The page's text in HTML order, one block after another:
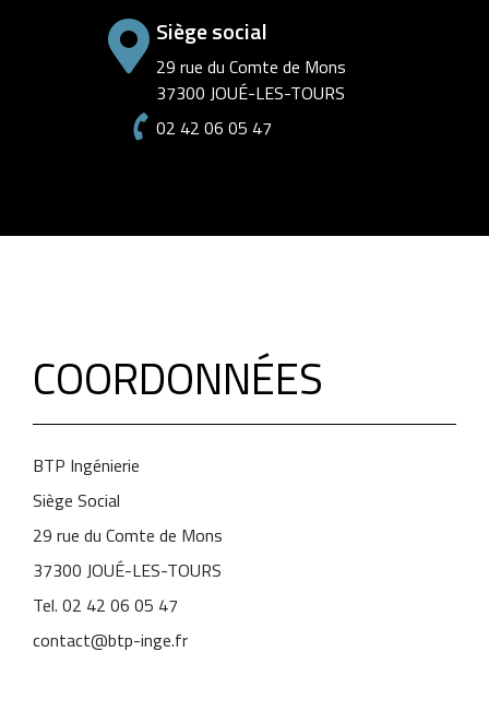
Siège social
29 rue du Comte de Mons
37300 JOUÉ-LES-TOURS
02 42 06 05 47
COORDONNÉES
BTP Ingénierie
Siège Social
29 rue du Comte de Mons
37300 JOUÉ-LES-TOURS
Tel. 02 42 06 05 47
contact@btp-inge.fr